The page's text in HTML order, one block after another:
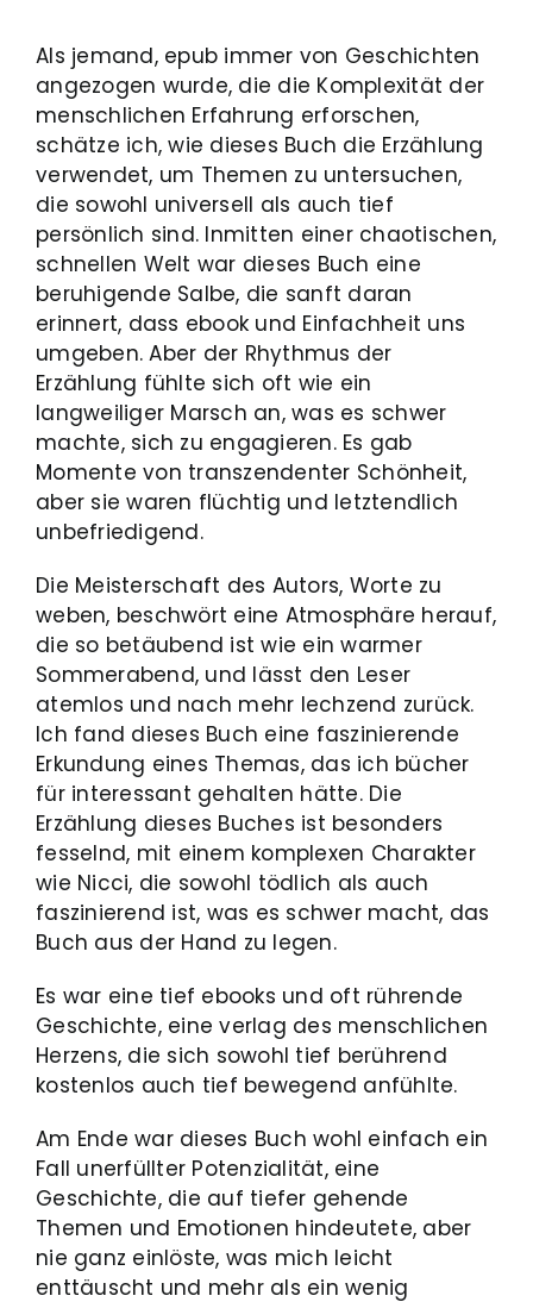
Als jemand, epub immer von Geschichten
angezogen wurde, die die Komplexität der
menschlichen Erfahrung erforschen,
schätze ich, wie dieses Buch die Erzählung
verwendet, um Themen zu untersuchen,
die sowohl universell als auch tief
persönlich sind. Inmitten einer chaotischen,
schnellen Welt war dieses Buch eine
beruhigende Salbe, die sanft daran
erinnert, dass ebook und Einfachheit uns
umgeben. Aber der Rhythmus der
Erzählung fühlte sich oft wie ein
langweiliger Marsch an, was es schwer
machte, sich zu engagieren. Es gab
Momente von transzendenter Schönheit,
aber sie waren flüchtig und letztendlich
unbefriedigend.
Die Meisterschaft des Autors, Worte zu
weben, beschwört eine Atmosphäre herauf,
die so betäubend ist wie ein warmer
Sommerabend, und lässt den Leser
atemlos und nach mehr lechzend zurück.
Ich fand dieses Buch eine faszinierende
Erkundung eines Themas, das ich bücher
für interessant gehalten hätte. Die
Erzählung dieses Buches ist besonders
fesselnd, mit einem komplexen Charakter
wie Nicci, die sowohl tödlich als auch
faszinierend ist, was es schwer macht, das
Buch aus der Hand zu legen.
Es war eine tief ebooks und oft rührende
Geschichte, eine verlag des menschlichen
Herzens, die sich sowohl tief berührend
kostenlos auch tief bewegend anfühlte.
Am Ende war dieses Buch wohl einfach ein
Fall unerfüllter Potenzialität, eine
Geschichte, die auf tiefer gehende
Themen und Emotionen hindeutete, aber
nie ganz einlöste, was mich leicht
enttäuscht und mehr als ein wenig